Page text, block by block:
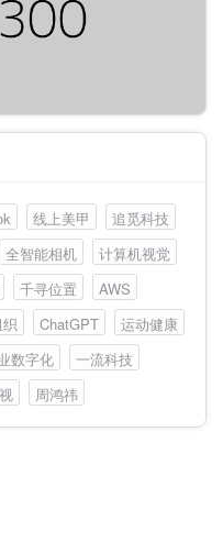
线上美甲
追觅科技
全智能相机
计算机视觉
千寻位置
AWS
ChatGPT
运动健康
数字化
一流科技
周鸿祎